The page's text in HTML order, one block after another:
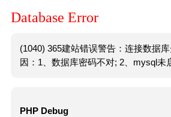
Database Error
(1040) 365建站错误警告：连接数据
因：1、数据库密码不对; 2、mysql未
PHP Debug